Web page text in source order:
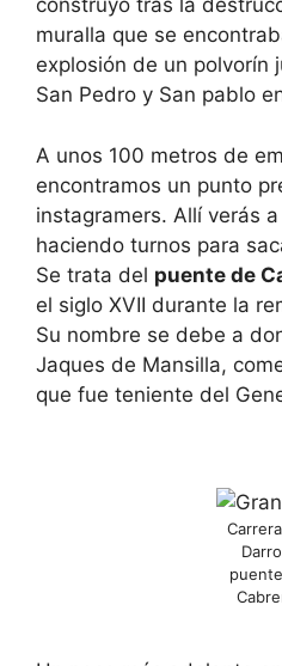
construyó tras la
muralla que se
explosión de un polvorín
San Pedro y San pablo
A unos 100 metros de
encontramos un punto
instagramers. Allí verás
haciendo turnos para
Se trata del puente de
el siglo XVII durante la
Su nombre se debe a
Jaques de Mansilla,
que fue teniente del